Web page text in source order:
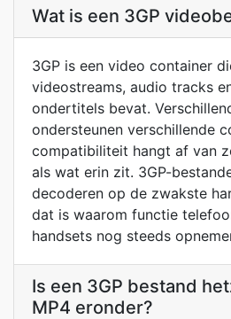
Wat is een 3GP
3GP is een video container
videostreams, audio tracks
ondertitels bevat.
ondersteunen verschillende
compatibiliteit hangt af van
als wat erin zit. 3GP-
decoderen op de zwakste
dat is waarom functie
handsets nog steeds
Is een 3GP bestand
MP4 eronder?